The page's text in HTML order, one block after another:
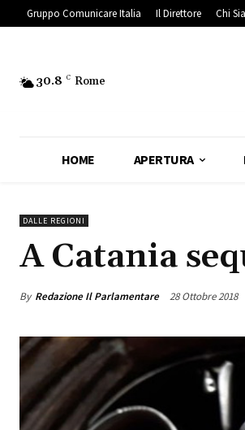
Gruppo Comunicare Italia Il Direttore Chi
30.8 C Rome
HOME APERTURA
DALLE REGIONI
A Catania
By Redazione Il Parlamentare 28 Ottobre 2018